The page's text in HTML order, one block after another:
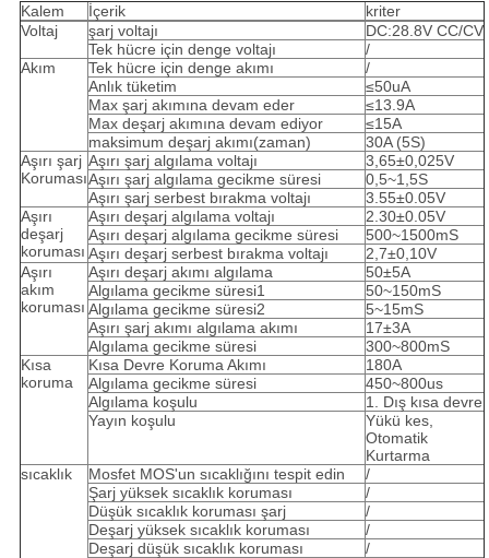
Kalem
İçerik
kriter
Voltaj
şarj voltajı
DC:28.8V CC/CV
Tek hücre için denge voltajı
/
Akım
Tek hücre için denge akımı
/
Anlık tüketim
≤50uA
Max şarj akımına devam eder
≤13.9A
Max deşarj akımına devam ediyor
≤15A
maksimum deşarj akımı(zaman)
30A (5S)
Aşırı şarj
Koruması
Aşırı şarj algılama voltajı
3,65±0,025V
Aşırı şarj algılama gecikme süresi
0,5~1,5S
Aşırı şarj serbest bırakma voltajı
3.55±0.05V
Aşırı
deşarj
koruması
Aşırı deşarj algılama voltajı
2.30±0.05V
Aşırı deşarj algılama gecikme süresi
500~1500mS
Aşırı deşarj serbest bırakma voltajı
2,7±0,10V
Aşırı
akım
koruması
Aşırı deşarj akımı algılama
50±5A
Algılama gecikme süresi1
50~150mS
Algılama gecikme süresi2
5~15mS
Aşırı şarj akımı algılama akımı
17±3A
Algılama gecikme süresi
300~800mS
Kısa
koruma
Kısa Devre Koruma Akımı
180A
Algılama gecikme süresi
450~800us
Algılama koşulu
1. Dış kısa devre
Yayın koşulu
Yükü kes,
Otomatik
Kurtarma
sıcaklık
Mosfet MOS'un sıcaklığını tespit edin
/
Şarj yüksek sıcaklık koruması
/
Düşük sıcaklık koruması şarj
/
Deşarj yüksek sıcaklık koruması
/
Deşarj düşük sıcaklık koruması
/